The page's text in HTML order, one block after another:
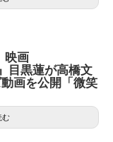
映画
目黒蓮が高橋文
画を公開「微笑
む